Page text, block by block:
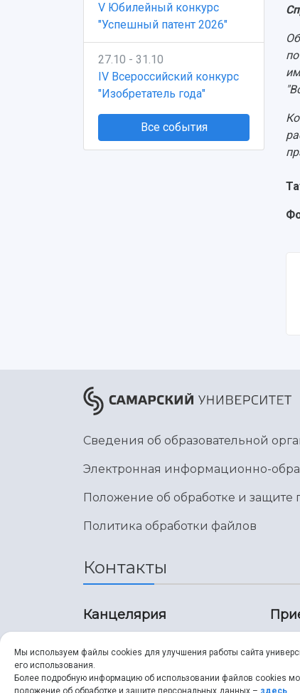
V Юбилейный конкурс
"Успешный патент 2026"
27.10 - 31.10
IV Всероссийский конкурс
"Изобретатель года"
Все события
Сведения об образовательной
Электронная информационно-
Положение об обработке и защите
Политика обработки файлов
Контакты
Канцелярия
8 (846) 267-43-70
Мы используем файлы cookies для улучшения работы сайта
его использования.
Более подробную информацию об использовании файлов cookies
положение об обработке и защите персональных данных – здесь